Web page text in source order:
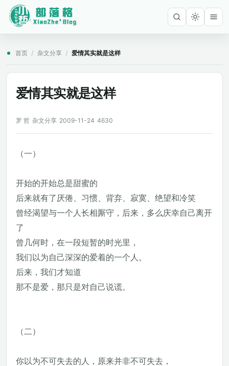
首页 / 杂文分享 / 爱情其实就是这样
爱情其实就是这样
罗 哲 杂文分享 2009-11-24 4630
（一）
开始的开始总是甜蜜的
后来就有了厌倦、习惯、背弃、寂寞、绝望和冷笑
曾经渴望与一个人长相厮守，后来，多么庆幸自己离开
了
曾几何时，在一段短暂的时光里，
我们以为自己深深的爱着的一个人。
后来，我们才知道
那不是爱，那只是对自己说谎。
（二）
你以为不可失去的人，原来并非不可失去，